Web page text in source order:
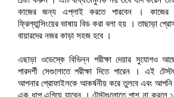
কাজের জন্য এপ্লাই করতে পারবেন । কাজের
ফ্রিল্যান্সিংয়ের ভাষায় বিড করা বলা হয় । তাছাড়া
বায়ারদের নজর কাড়া সহজ হবে ।
এছাড়া ওডেস্কে বিভিন্ন পরীক্ষা দেয়ার সুযোগও
পারদর্শী সেগুলোতে পরীক্ষা দিতে পারেন । এই
আপনার প্রোফাইলকে আকর্ষনীয় করে তুলবে এবং
এক ধাপ এগিয়ে যাবেন । টেস্টগুলোতে পাশ না করলে